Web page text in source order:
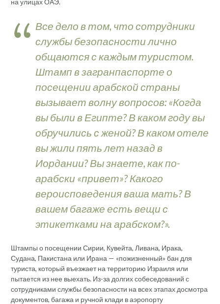
Все дело в том, что сотрудники
службы безопасности лично
общаются с каждым туристом.
Штамп в загранпаспорте о
посещении арабской страны
вызывает волну вопросов: «Когда
вы были в Египте? В каком году вы
обручились с женой? В каком отеле
вы жили пять лет назад в
Иордании? Вы знаете, как по-
арабски «привет»? Какого
вероисповедения ваша мать? В
вашем багаже есть вещи с
этикетками на арабском?».
Штампы о посещении Сирии, Кувейта, Ливана, Ирака,
Судана, Пакистана или Ирана — «пожизненный» бан для
туриста, который въезжает на территорию Израиля или
пытается из нее выехать. Из-за долгих собеседований с
сотрудниками службы безопасности на всех этапах досмотра
документов, багажа и ручной клади в аэропорту